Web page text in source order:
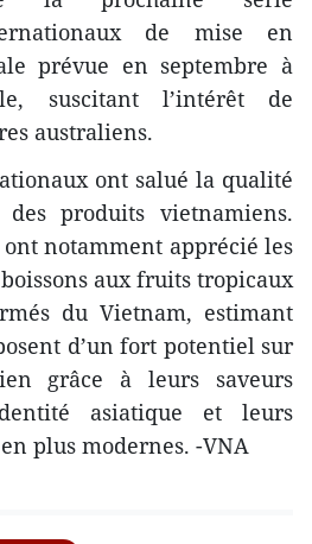
de mise en
prévue en septembre à
suscitant l’intérêt de
australiens.
ont salué la qualité
produits vietnamiens.
notamment apprécié les
aux fruits tropicaux
du Vietnam, estimant
d’un fort potentiel sur
grâce à leurs saveurs
asiatique et leurs
plus modernes. -VNA